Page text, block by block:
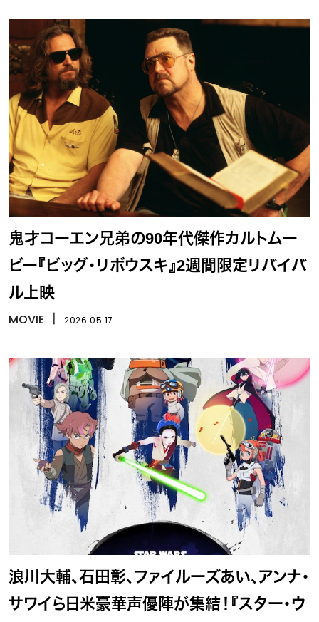
鬼才コーエン兄弟の90年代傑作カルトムー
ビー『ビッグ・リボウスキ』2週間限定リバイバ
ル上映
MOVIE 2026.05.17
浪川大輔、石田彰、ファイルーズあい、アンナ・
サワイら日米豪華声優陣が集結！『スター・ウ